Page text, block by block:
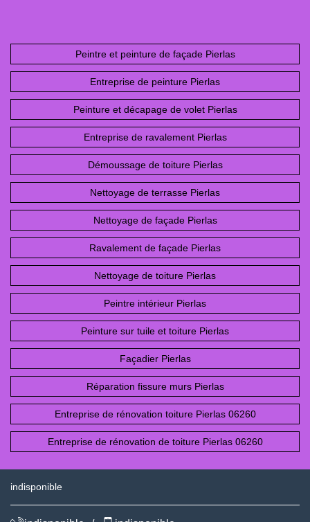
Peintre et peinture de façade Pierlas
Entreprise de peinture Pierlas
Peinture et décapage de volet Pierlas
Entreprise de ravalement Pierlas
Démoussage de toiture Pierlas
Nettoyage de terrasse Pierlas
Nettoyage de façade Pierlas
Ravalement de façade Pierlas
Nettoyage de toiture Pierlas
Peintre intérieur Pierlas
Peinture sur tuile et toiture Pierlas
Façadier Pierlas
Réparation fissure murs Pierlas
Entreprise de rénovation toiture Pierlas 06260
Entreprise de rénovation de toiture Pierlas 06260
indisponible